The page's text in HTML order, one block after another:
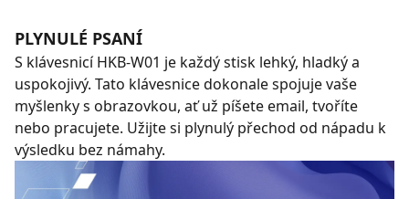
PLYNULÉ PSANÍ
S klávesnicí HKB-W01 je každý stisk lehký, hladký a
uspokojivý. Tato klávesnice dokonale spojuje vaše
myšlenky s obrazovkou, ať už píšete email, tvoříte
nebo pracujete. Užijte si plynulý přechod od nápadu k
výsledku bez námahy.